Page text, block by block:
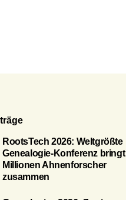
RootsTech 2026: Weltgrößte
Genealogie-Konferenz bringt
Millionen Ahnenforscher
zusammen